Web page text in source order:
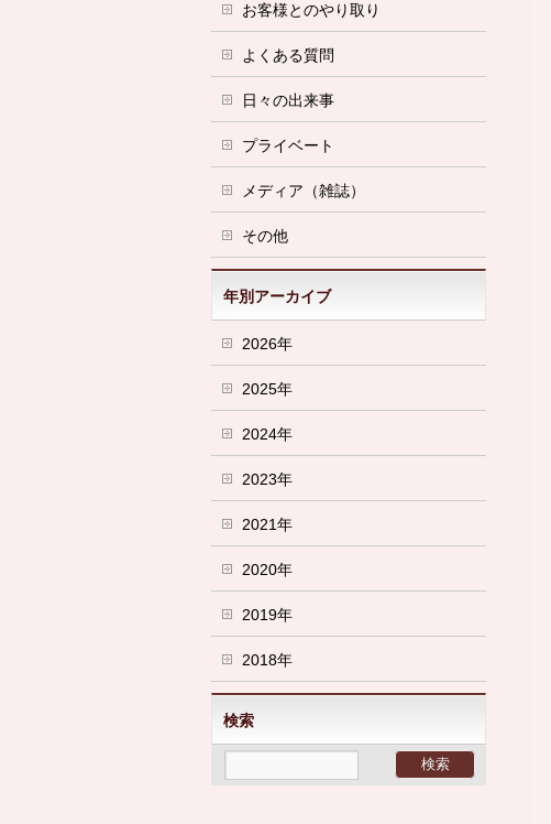
お客様とのやり取り
よくある質問
日々の出来事
プライベート
メディア（雑誌）
その他
年別アーカイブ
2026年
2025年
2024年
2023年
2021年
2020年
2019年
2018年
検索